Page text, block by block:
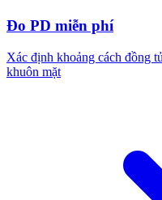
Đo PD miễn phí
Xác định khoảng cách đồng
khuôn mặt